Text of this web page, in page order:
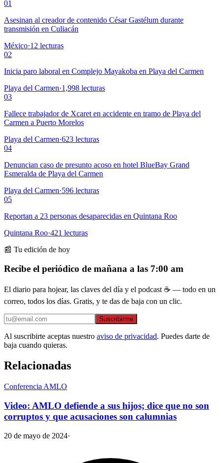
01
Asesinan al creador de contenido César Gastélum durante
transmisión en Culiacán
México·12 lecturas
02
Inicia paro laboral en Complejo Mayakoba en Playa del Carmen
Playa del Carmen·1,998 lecturas
03
Fallece trabajador de Xcaret en accidente en tramo de Playa del
Carmen a Puerto Morelos
Playa del Carmen·623 lecturas
04
Denuncian caso de presunto acoso en hotel BlueBay Grand
Esmeralda de Playa del Carmen
Playa del Carmen·596 lecturas
05
Reportan a 23 personas desaparecidas en Quintana Roo
Quintana Roo·421 lecturas
📰 Tu edición de hoy
Recibe el periódico de mañana a las 7:00 am
El diario para hojear, las claves del día y el podcast ☕ — todo en un
correo, todos los días. Gratis, y te das de baja con un clic.
Suscribirme
Al suscribirte aceptas nuestro aviso de privacidad. Puedes darte de
baja cuando quieras.
Relacionadas
Conferencia AMLO
Video: AMLO defiende a sus hijos; dice que no son
corruptos y que acusaciones son calumnias
20 de mayo de 2024·